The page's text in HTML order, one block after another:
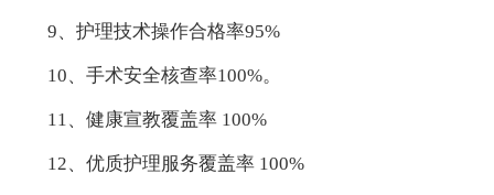
9、护理技术操作合格率95%
10、手术安全核查率100%。
11、健康宣教覆盖率 100%
12、优质护理服务覆盖率 100%